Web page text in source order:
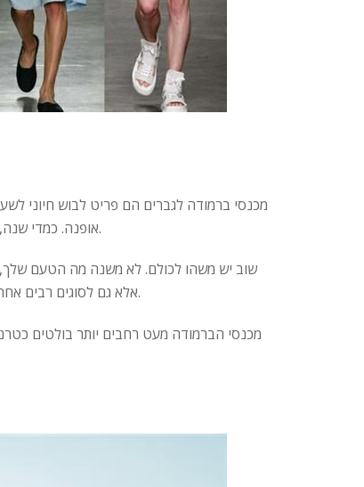
אופנה. כמדי שנה, מעצבי האופנה יפתיעו אותנו שוב בקיץ 2020 עם מכנסי ברמודה אופנתיים לגברים.
שוב יש משהו לכולם. לא משנה מה הטעם שלך,
אלא גם לסוגים רבים אחרים של מכנסיים, שהם בסגנונות שונים וניתן ללבוש אותם במגוון רחב של הזדמנויות.